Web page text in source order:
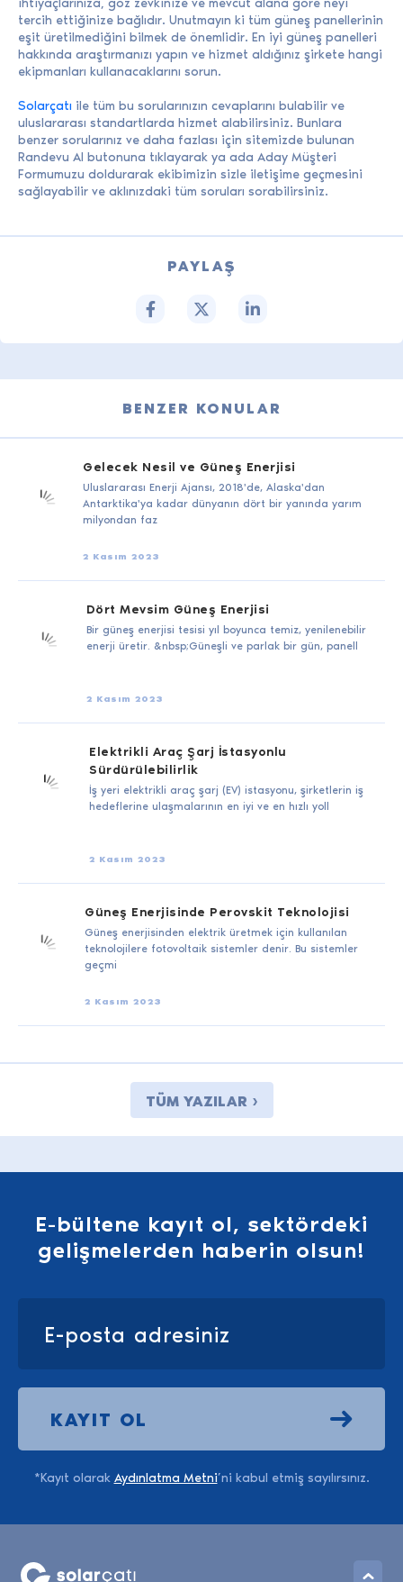
tercih ettiğinize bağlıdır. Unutmayın ki tüm güneş panellerinin
eşit üretilmediğini bilmek de önemlidir. En iyi güneş panelleri
hakkında araştırmanızı yapın ve hizmet aldığınız şirkete hangi
ekipmanları kullanacaklarını sorun.
Solarçatı ile tüm bu sorularınızın cevaplarını bulabilir ve
uluslararası standartlarda hizmet alabilirsiniz. Bunlara
benzer sorularınız ve daha fazlası için sitemizde bulunan
Randevu Al butonuna tıklayarak ya ada Aday Müşteri
Formumuzu doldurarak ekibimizin sizle iletişime geçmesini
sağlayabilir ve aklınızdaki tüm soruları sorabilirsiniz.
PAYLAŞ
BENZER KONULAR
Gelecek Nesil ve Güneş Enerjisi
Uluslararası Enerji Ajansı, 2018'de, Alaska'dan
Antarktika'ya kadar dünyanın dört bir yanında yarım
milyondan faz
2 Kasım 2023
Dört Mevsim Güneş Enerjisi
Bir güneş enerjisi tesisi yıl boyunca temiz, yenilenebilir
enerji üretir. &nbsp;Güneşli ve parlak bir gün, panell
2 Kasım 2023
Elektrikli Araç Şarj İstasyonlu
Sürdürülebilirlik
İş yeri elektrikli araç şarj (EV) istasyonu, şirketlerin iş
hedeflerine ulaşmalarının en iyi ve en hızlı yoll
2 Kasım 2023
Güneş Enerjisinde Perovskit Teknolojisi
Güneş enerjisinden elektrik üretmek için kullanılan
teknolojilere fotovoltaik sistemler denir. Bu sistemler
geçmi
2 Kasım 2023
TÜM YAZILAR ›
E-bültene kayıt ol, sektördeki
gelişmelerden haberin olsun!
KAYIT OL
*Kayıt olarak Aydınlatma Metni’ni kabul etmiş sayılırsınız.